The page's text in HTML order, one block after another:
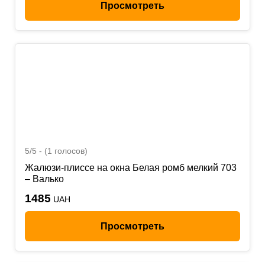
Просмотреть
5/5 - (1 голосов)
Жалюзи-плиссе на окна Белая ромб мелкий 703
– Валько
1485 UAH
Просмотреть